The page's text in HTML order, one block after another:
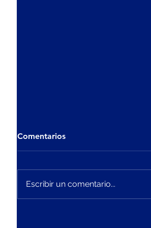
Comentarios
Escribir un comentario...